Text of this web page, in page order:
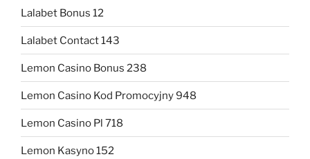
Lalabet Bonus 12
Lalabet Contact 143
Lemon Casino Bonus 238
Lemon Casino Kod Promocyjny 948
Lemon Casino Pl 718
Lemon Kasyno 152